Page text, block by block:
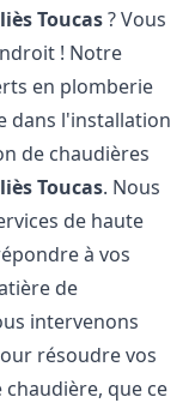
Toucas? Vous
! Notre
en plomberie
dans l'installation
de chaudières
Toucas. Nous
de haute
à vos
de
intervenons
résoudre vos
que ce